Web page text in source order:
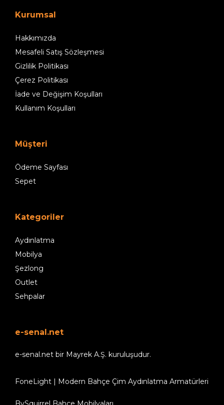
Kurumsal
Hakkımızda
Mesafeli Satış Sözleşmesi
Gizlilik Politikası
Çerez Politikası
İade ve Değişim Koşulları
Kullanım Koşulları
Müşteri
Ödeme Sayfası
Sepet
Kategoriler
Aydınlatma
Mobilya
Şezlong
Outlet
Sehpalar
e-senal.net
e-senal.net bir Mayrek A.Ş. kuruluşudur.
FoneLight | Modern Bahçe Çim Aydınlatma Armatürleri